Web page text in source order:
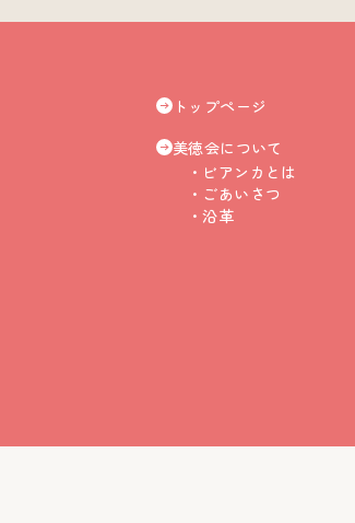
トップページ
美徳会について
ビアンカとは
ごあいさつ
沿革